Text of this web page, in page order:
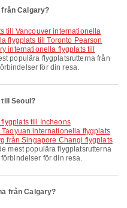
Calgary?
flygplats till Toronto Pearson
internationella flygplats till
populära flygplatsrutterna från
för din resa.
Seoul?
Taoyuan internationella flygplats
från Singapore Changi flygplats
mest populära flygplatsrutterna
för din resa.
från Calgary?